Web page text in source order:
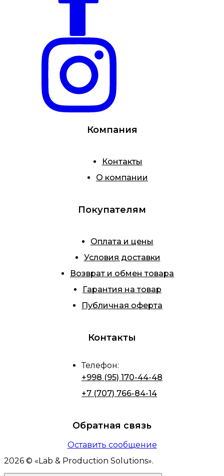
Компания
Контакты
О компании
Покупателям
Оплата и цены
Условия доставки
Возврат и обмен товара
Гарантия на товар
Публичная оферта
Контакты
Телефон:
+998 (95) 170-44-48
+7 (707) 766-84-14
Обратная связь
Оставить сообщение
2026 © « Lab & Production Solutions».